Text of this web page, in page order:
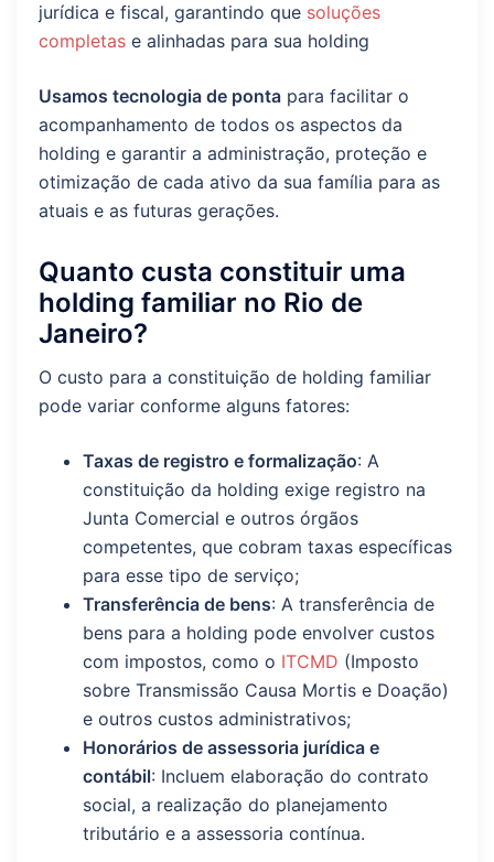
jurídica e fiscal, garantindo que soluções
completas e alinhadas para sua holding
Usamos tecnologia de ponta para facilitar o
acompanhamento de todos os aspectos da
holding e garantir a administração, proteção e
otimização de cada ativo da sua família para as
atuais e as futuras gerações.
Quanto custa constituir uma
holding familiar no Rio de
Janeiro?
O custo para a constituição de holding familiar
pode variar conforme alguns fatores:
Taxas de registro e formalização: A
constituição da holding exige registro na
Junta Comercial e outros órgãos
competentes, que cobram taxas específicas
para esse tipo de serviço;
Transferência de bens: A transferência de
bens para a holding pode envolver custos
com impostos, como o ITCMD (Imposto
sobre Transmissão Causa Mortis e Doação)
e outros custos administrativos;
Honorários de assessoria jurídica e
contábil: Incluem elaboração do contrato
social, a realização do planejamento
tributário e a assessoria contínua.